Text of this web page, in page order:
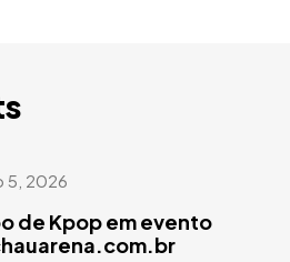
5, 2026
de Kpop em evento